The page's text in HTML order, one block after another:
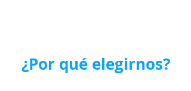
¿Por qué elegirnos?